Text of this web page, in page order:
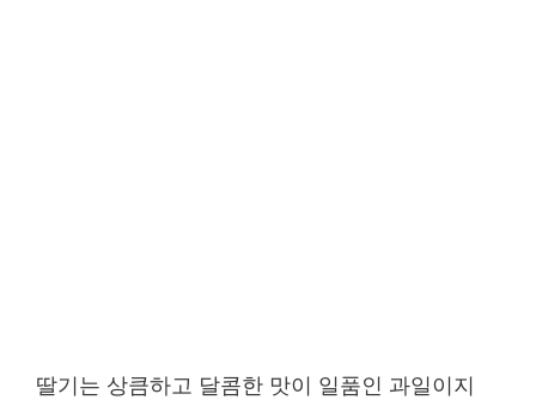
딸기는 상큼하고 달콤한 맛이 일품인 과일이지